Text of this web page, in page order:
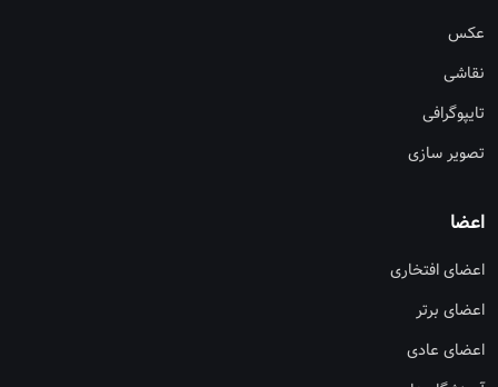
عکس
نقاشی
تایپوگرافی
تصویر سازی
اعضا
اعضای افتخاری
اعضای برتر
اعضای عادی